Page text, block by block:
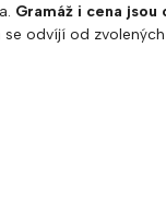
Gramáž i cena jsou
se odvíjí od